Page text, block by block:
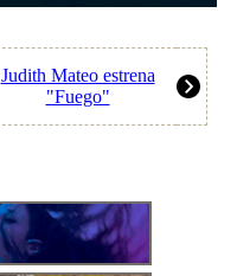
Judith Mateo estrena
"Fuego"